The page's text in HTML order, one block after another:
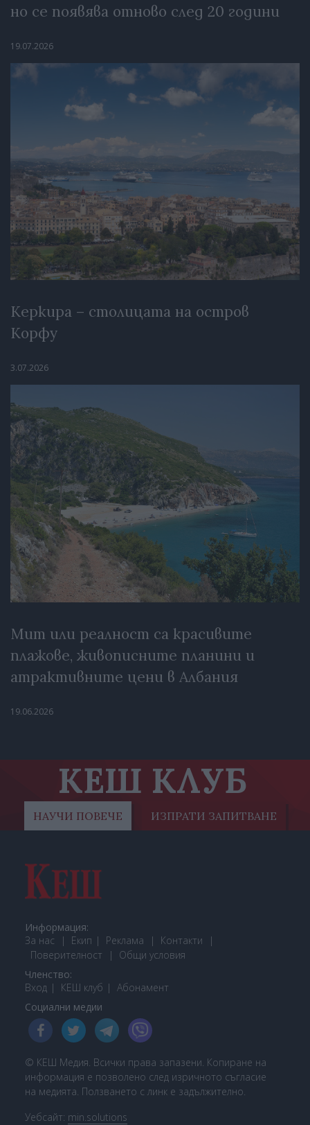
но се появява отново след 20 години
19.07.2026
Керкира – столицата на остров
Корфу
3.07.2026
Мит или реалност са красивите
плажове, живописните планини и
атрактивните цени в Албания
19.06.2026
КЕШ КЛУБ
НАУЧИ ПОВЕЧЕ ИЗПРАТИ ЗАПИТВАНЕ
Информация:
За нас
Екип Реклама
Контакти
Поверителност
Общи условия
Членство:
Вход
КЕШ клуб Абонамент
Социални медии
© КЕШ Медия. Всички права запазени. Копиране на
информация е позволено след изричното съгласие
на медията. Ползването с линк е задължително.
Уебсайт: min.solutions